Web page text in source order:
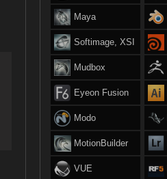
Maya
Softimage, XSI
Mudbox
Eyeon Fusion
Modo
MotionBuilder
VUE